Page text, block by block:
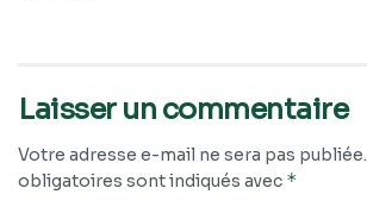
Laisser un commentaire
Votre adresse e-mail ne sera pas publiée.
obligatoires sont indiqués avec *